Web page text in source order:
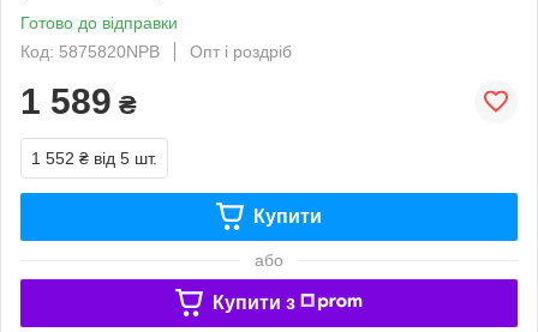
Готово до відправки
Код: 5875820NPB
Опт і роздріб
1 589 ₴
1 552 ₴ від 5 шт.
Купити
або
Купити з